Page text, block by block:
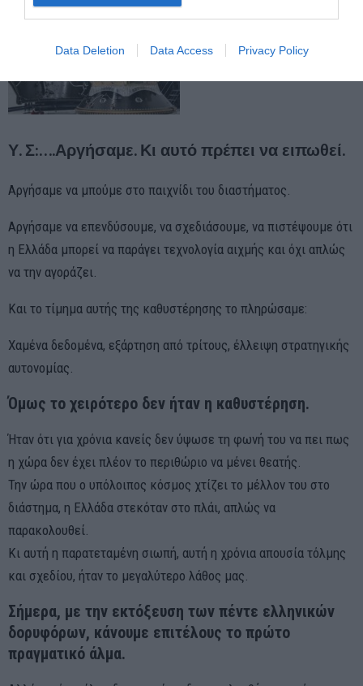
Data Deletion Data Access Privacy Policy
Υ. Σ:….Αργήσαμε. Κι αυτό πρέπει να ειπωθεί.
Αργήσαμε να μπούμε στο παιχνίδι του διαστήματος.
Αργήσαμε να επενδύσουμε, να σχεδιάσουμε, να πιστέψουμε ότι
η Ελλάδα μπορεί να παράγει τεχνολογία αιχμής και όχι απλώς
να την αγοράζει.
Και το τίμημα αυτής της καθυστέρησης το πληρώσαμε:
Χαμένα δεδομένα, εξάρτηση από τρίτους, έλλειψη στρατηγικής
αυτονομίας.
Όμως το χειρότερο δεν ήταν η καθυστέρηση.
Ήταν ότι για χρόνια κανείς δεν ύψωσε τη φωνή του να πει πως
η χώρα δεν έχει πλέον το περιθώριο να μένει θεατής.
Την ώρα που ο υπόλοιπος κόσμος χτίζει το μέλλον του στο
διάστημα, η Ελλάδα στεκόταν στο πλάι, απλώς να
παρακολουθεί.
Κι αυτή η παρατεταμένη σιωπή, αυτή η χρόνια απουσία τόλμης
και σχεδίου, ήταν το μεγαλύτερο λάθος μας.
Σήμερα, με την εκτόξευση των πέντε ελληνικών
δορυφόρων, κάνουμε επιτέλους το πρώτο
πραγματικό άλμα.